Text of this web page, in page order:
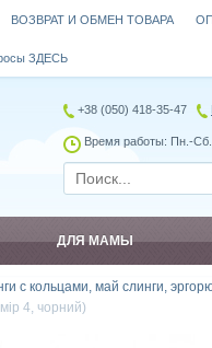
с кольцами, май слинги,
4, чорний)
ВОЗВРАТ И ОБМЕН ТОВАРА
ЗДЕСЬ
+38 (050) 418-35-47
Время работы: Пн.-
ДЛЯ МАМЫ